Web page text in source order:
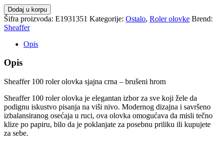
Dodaj u korpu
Šifra proizvoda: E1931351 Kategorije: Ostalo, Roler olovke Brend:
Sheaffer
Opis
Opis
Sheaffer 100 roler olovka sjajna crna – brušeni hrom
Sheaffer 100 roler olovka je elegantan izbor za sve koji žele da
podignu iskustvo pisanja na viši nivo. Modernog dizajna i savršeno
izbalansiranog osećaja u ruci, ova olovka omogućava da misli tečno
klize po papiru, bilo da je poklanjate za posebnu priliku ili kupujete
za sebe.